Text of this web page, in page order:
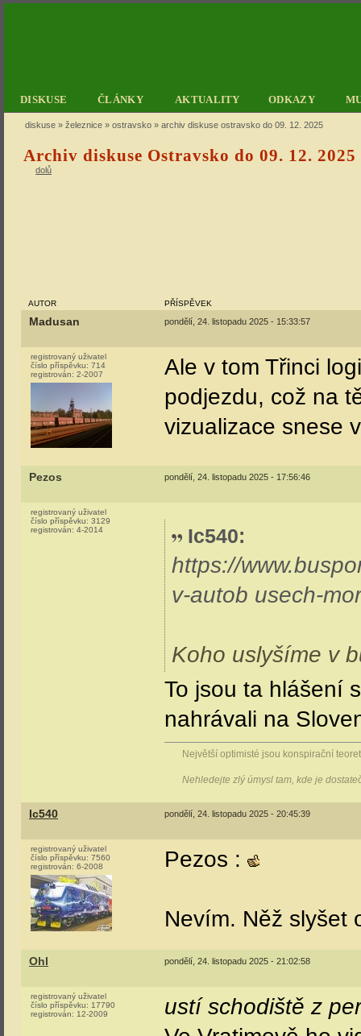
DISKUSE ČLÁNKY AKTUALITY ODKAZY
diskuse » železnice » ostravsko » archiv diskuse ostravsko do 09. 12. 2025
Archiv diskuse Ostravsko do 09. 12. 2025
dolů
AUTOR PŘÍSPĚVEK
Madusan pondělí, 24. listopadu 2025 - 15:33:57
registrovaný uživatel
číslo příspěvku: 714
registrován: 2-2007
Ale v tom Třinci
podjezdu, což na
vizualizace snese
Pezos pondělí, 24. listopadu 2025 - 17:56:46
registrovaný uživatel
číslo příspěvku: 3129
registrován: 4-2014 Ic540:
https://
v-autob usech-
Koho uslyšíme v
To jsou ta hlášení
nahrávali na
Největší optimisté jsou konspirační
Nehledejte zlý úmysl tam, kde je
Ic540 pondělí, 24. listopadu 2025 - 20:45:39
registrovaný uživatel
číslo příspěvku: 7560
registrován: 6-2008 Pezos :
Nevím. Něž slyšet
Ohl pondělí, 24. listopadu 2025 - 21:02:58
registrovaný uživatel
číslo příspěvku: 17790
registrován: 12-2009
ustí schodiště z